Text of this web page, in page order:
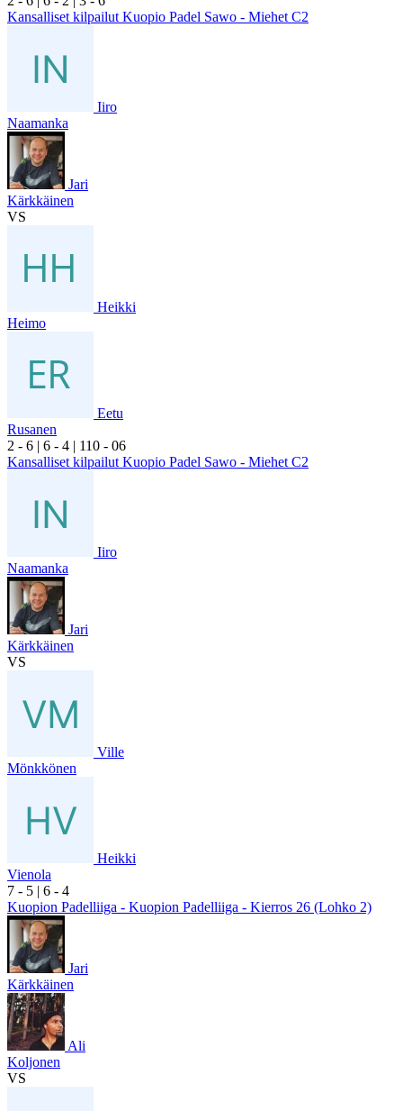
Kansalliset kilpailut Kuopio Padel Sawo - Miehet C2
Iiro
Naamanka
Jari
Kärkkäinen
VS
Heikki
Heimo
Eetu
Rusanen
2 - 6 | 6 - 4 | 110 - 06
Kansalliset kilpailut Kuopio Padel Sawo - Miehet C2
Iiro
Naamanka
Jari
Kärkkäinen
VS
Ville
Mönkkönen
Heikki
Vienola
7 - 5 | 6 - 4
Kuopion Padelliiga - Kuopion Padelliiga - Kierros 26 (Lohko 2)
Jari
Kärkkäinen
Ali
Koljonen
VS